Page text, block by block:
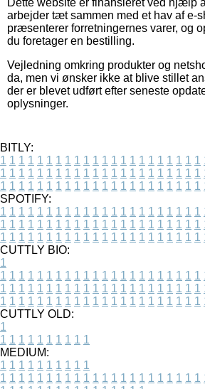
arbejder tæt sammen med et hav af e-
præsenterer forretningernes varer, og
du foretager en bestilling.
Vejledning omkring produkter og
da, men vi ønsker ikke at blive stillet
der er blevet udført efter seneste
oplysninger.
BITLY:
1 1 1 1 1 1 1 1 1 1 1 1 1 1 1 1 1 1 1 1 1 1
1 1 1 1 1 1 1 1 1 1 1 1 1 1 1 1 1 1 1 1 1 1
1 1 1 1 1 1 1 1 1 1 1 1 1 1 1 1 1 1 1 1 1 1
SPOTIFY:
1 1 1 1 1 1 1 1 1 1 1 1 1 1 1 1 1 1 1 1 1 1
1 1 1 1 1 1 1 1 1 1 1 1 1 1 1 1 1 1 1 1 1 1
1 1 1 1 1 1 1 1 1 1 1 1 1 1 1 1 1 1 1 1 1 1
CUTTLY BIO:
1
1 1 1 1 1 1 1 1 1 1 1 1 1 1 1 1 1 1 1 1 1 1
1 1 1 1 1 1 1 1 1 1 1 1 1 1 1 1 1 1 1 1 1 1
1 1 1 1 1 1 1 1 1 1 1 1 1 1 1 1 1 1 1 1 1 1
CUTTLY OLD:
1
1 1 1 1 1 1 1 1 1 1
MEDIUM:
1 1 1 1 1 1 1 1 1 1
1 1 1 1 1 1 1 1 1 1 1 1 1 1 1 1 1 1 1 1 1 1